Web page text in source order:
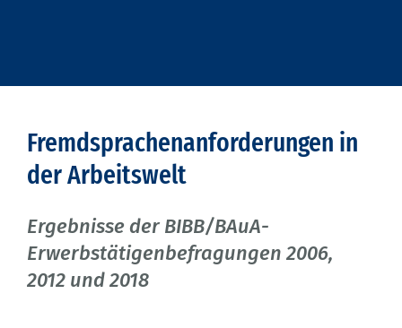
Fremdsprachenanforderungen in
der Arbeitswelt
Ergebnisse der BIBB/BAuA-
Erwerbstätigenbefragungen 2006,
2012 und 2018